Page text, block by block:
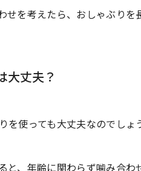
せを考えたら、おしゃぶり
大丈夫？
を使っても大丈夫なのでしょ
と、年齢に関わらず噛み合